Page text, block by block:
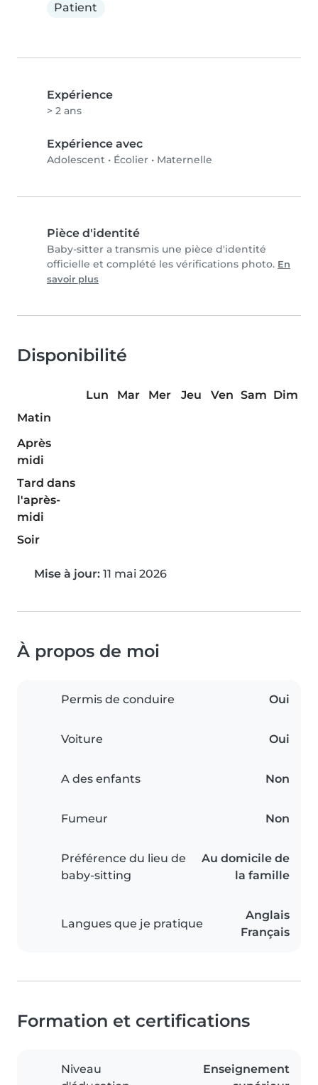
Patient
Expérience
> 2 ans
Expérience avec
Adolescent • Écolier • Maternelle
Pièce d'identité
Baby-sitter a transmis une pièce d'identité
officielle et complété les vérifications photo. En
savoir plus
Disponibilité
Lun Mar Mer Jeu Ven Sam Dim
Matin
Après
midi
Tard dans
l'après-
midi
Soir
Mise à jour: 11 mai 2026
À propos de moi
Permis de conduire Oui
Voiture Oui
A des enfants Non
Fumeur Non
Préférence du lieu de
baby-sitting
Au domicile de
la famille
Langues que je pratique
Anglais
Français
Formation et certifications
Niveau
Enseignement